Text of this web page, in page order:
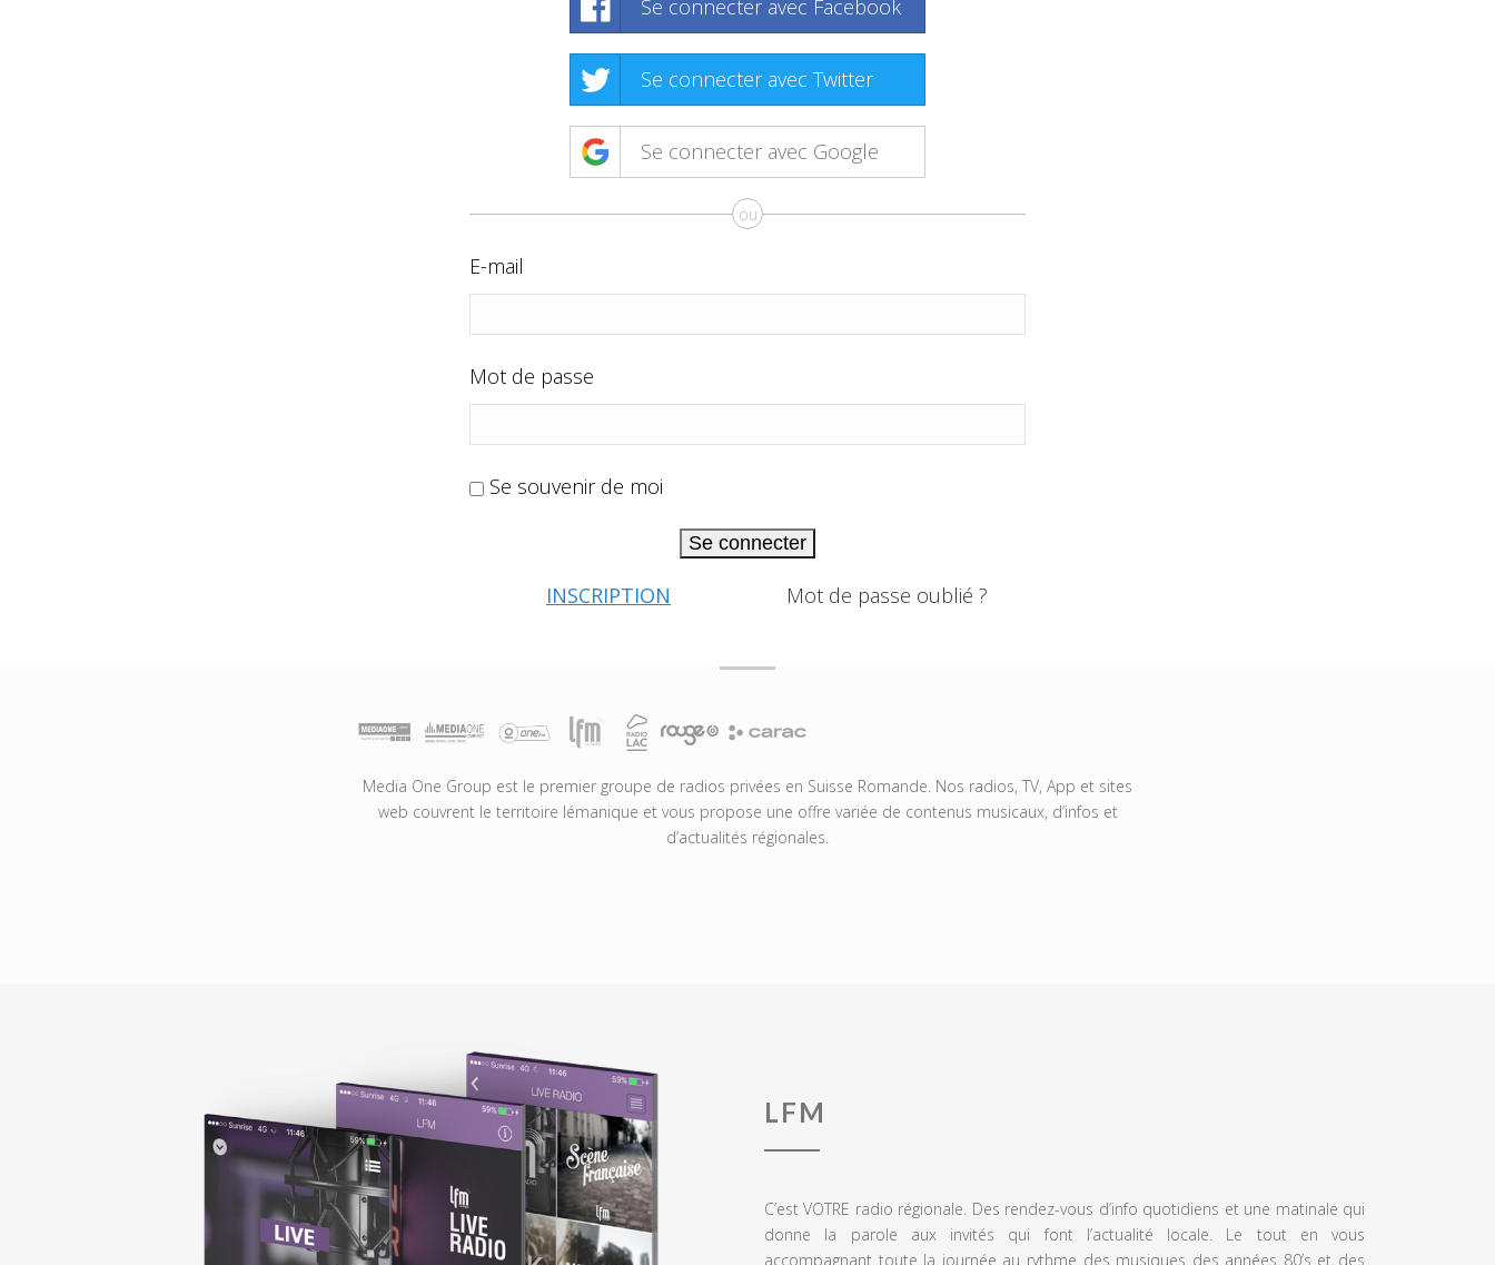
Se connecter avec Facebook
Se connecter avec Twitter
Se connecter avec Google
ou
E-mail
Mot de passe
Se souvenir de moi
Se connecter
INSCRIPTION Mot de passe oublié ?
Media One Group est le premier groupe de radios privées en Suisse Romande. Nos radios, TV, App et sites
web couvrent le territoire lémanique et vous propose une offre variée de contenus musicaux, d’infos et
d’actualités régionales.
LFM
C’est VOTRE radio régionale. Des rendez-vous d’info quotidiens et une matinale qui
donne la parole aux invités qui font l’actualité locale. Le tout en vous
accompagnant toute la journée au rythme des musiques des années 80’s et des